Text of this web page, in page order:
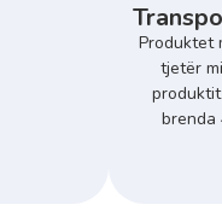
Produktet
tjetër
brenda